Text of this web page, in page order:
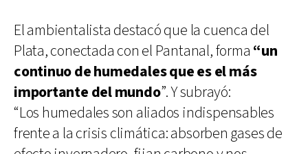
El ambientalista destacó que la cuenca del
Plata, conectada con el Pantanal, forma “un
continuo de humedales que es el más
importante del mundo”. Y subrayó:
“Los humedales son aliados indispensables
frente a la crisis climática: absorben gases de